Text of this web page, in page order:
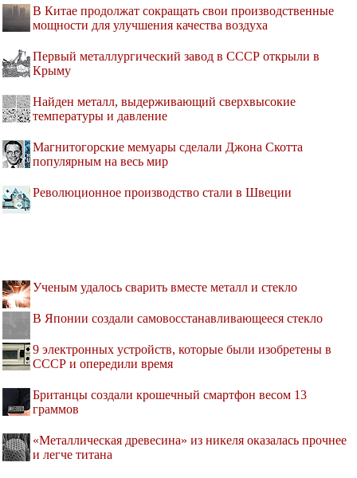
В Китае продолжат сокращать свои производственные
мощности для улучшения качества воздуха
Первый металлургический завод в СССР открыли в
Крыму
Найден металл, выдерживающий сверхвысокие
температуры и давление
Магнитогорские мемуары сделали Джона Скотта
популярным на весь мир
Революционное производство стали в Швеции
Ученым удалось сварить вместе металл и стекло
В Японии создали самовосстанавливающееся стекло
9 электронных устройств, которые были изобретены в
СССР и опередили время
Британцы создали крошечный смартфон весом 13
граммов
«Металлическая древесина» из никеля оказалась прочнее
и легче титана